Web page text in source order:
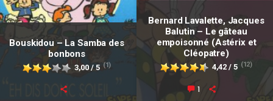
Bouskidou – La Samba des
bonbons
3,00 / 5 (1)
Bernard Lavalette, Jacques
Balutin – Le gâteau
empoisonné (Astérix et
Cléopatre)
4,42 / 5 (12)
1